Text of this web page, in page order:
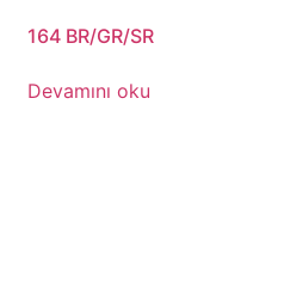
164 BR/GR/SR
Devamını oku